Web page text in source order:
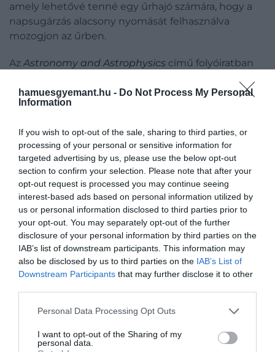
hamuesgyemant.hu - Do Not Process My Personal
Information
If you wish to opt-out of the sale, sharing to third parties, or
processing of your personal or sensitive information for
targeted advertising by us, please use the below opt-out
section to confirm your selection. Please note that after your
opt-out request is processed you may continue seeing
interest-based ads based on personal information utilized by
us or personal information disclosed to third parties prior to
your opt-out. You may separately opt-out of the further
disclosure of your personal information by third parties on the
IAB’s list of downstream participants. This information may
also be disclosed by us to third parties on the IAB’s List of
Downstream Participants that may further disclose it to other
Please note that this website/app uses one or more Google
not limited to your visit or usage behaviour. You may click to
grant or deny consent to Google and its third-party tags to
Personal Data Processing Opt Outs
I want to opt-out of the Sharing of my
personal data.
amely lehetővé tenné egy űrhajó számára, hogy a
napsugárzás alacsony nyomását felhasználva
mozogjon az űrben.
AzAstronomy and Astrophysics című folyóiratban
következtetésre jutott, hogy "'Oumuamua
valószínűleg nem egy napvitorla. Ugyanis ezek a
jegyekkel rendelkeznek, amelyeket különféle
módszerekkel kvantitatív módon azonosítani és
elemezni lehet a jövőbeli felmérések során.
Loeb azonban ezt nem tűri. Ragaszkodik az
álláspontjához, és úgy gondolja van néhány pont,
amit a szerzők figyelmen kívül hagytak.
A nemzetközi csapat, amelyetShangfei Liu, a kínai
Zhuhai-i Sun Yat-sen Egyetem csillagásza vezetett,
azzal érvelt, hogy ha az 'Oumuamua egy fényvitorla
lenne, akkor nagy, lapos felülete több fényt verne
vissza, mint amit a korlátozott megfigyeléseink